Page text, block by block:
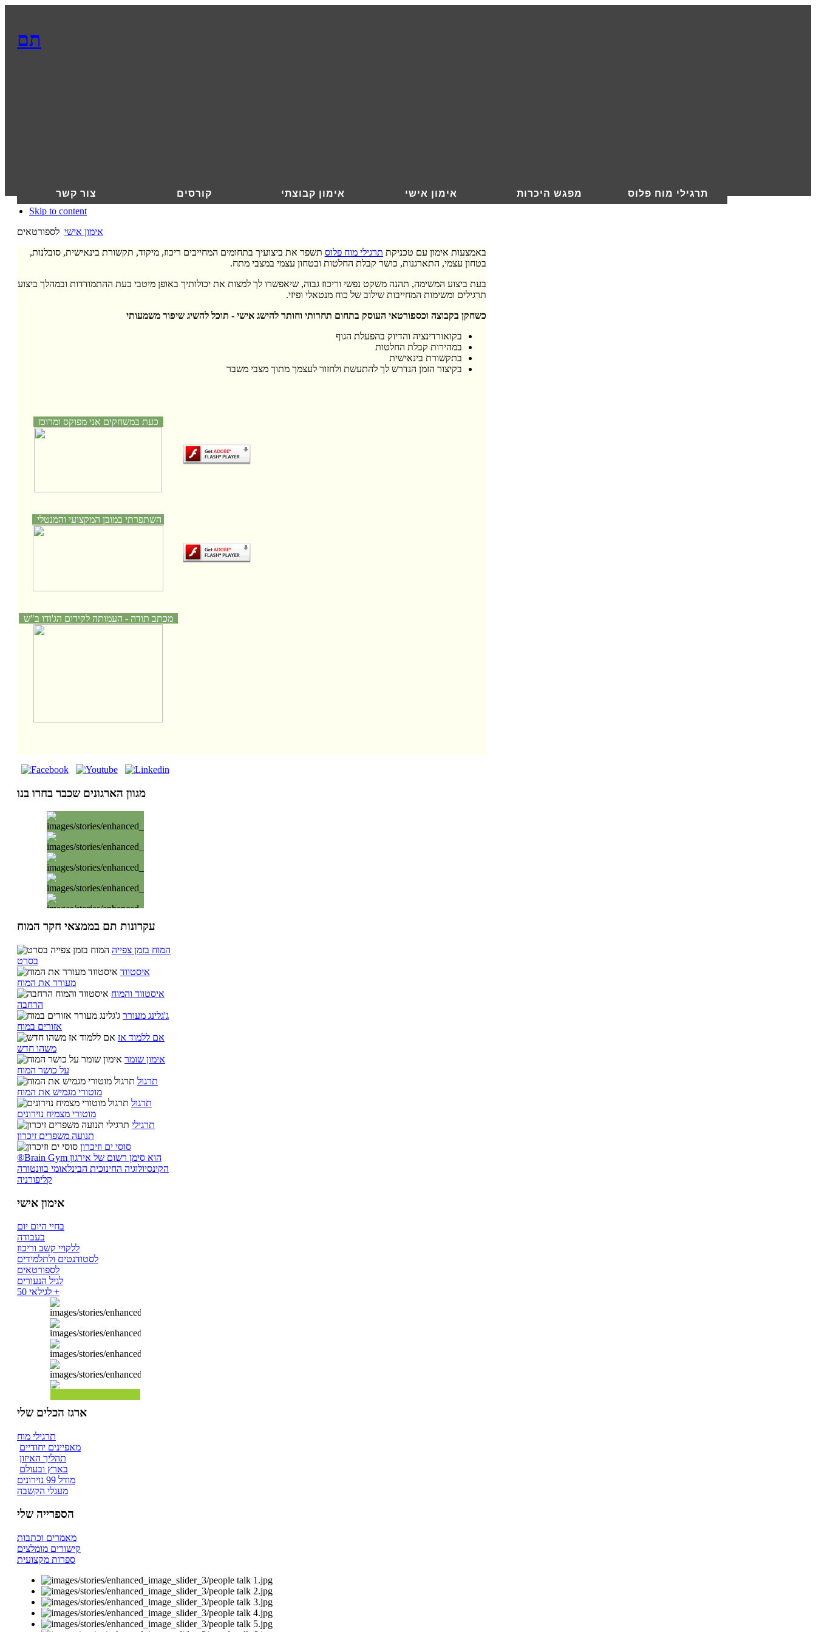
תם
צור קשר קורסים אימון קבוצתי אימון אישי מפגש היכרות
תרגילי מוח פלוס
Skip to content
אימון אישי לספורטאים
באמצעות אימון עם טכניקת תרגילי מוח פלוס תשפר את ביצועיך בתחומים המחייבים ריכוז, מיקוד, תקשורת בינאישית, סובלנות,
בטחון עצמי, התארגנות, כושר קבלת החלטות ובטחון עצמי במצבי מתח.
בעת ביצוע המשימה, תהנה משקט נפשי וריכוז גבוה, שיאפשרו לך למצות את יכולותיך באופן מיטבי בעת ההתמודדות ובמהלך ביצוע
תרגילים ומשימות המחייבות שילוב של כוח מנטאלי ופיזי.
כשחקן בקבוצה וכספורטאי העוסק בתחום תחרותי וחותר להישג אישי - תוכל להשיג שיפור משמעותי
בקואורדינציה והדיוק בהפעלת הגוף
במהירות קבלת החלטות
בתקשורת בינאישית
בקיצור הזמן הנדרש לך להתעשת ולחזור לעצמך מתוך מצבי משבר
מכתב תודה - העמותה לקידום הג'ודו ב"ש
מגוון הארגונים שכבר בחרו בנו
עקרונות תם בממצאי חקר המוח
המוח בזמן צפייה
בסרט
איסטווד
מעורר את המוח
איסטווד והמוח
הרחבה
ג'גלינג מעורר
אזורים במוח
אם ללמוד אז
משהו חדש
אימון שומר
על כושר המוח
תרגול
מוטורי מגמיש את המוח
תרגול
מוטורי מצמיח נוירונים
תרגילי
תנועה משפרים זיכרון
סוסי ים וזיכרון
®Brain Gym הוא סימן רשום של אירגון
הקינסיולוגיה החינוכית הבינלאומי בוונטורה
קליפורניה
אימון אישי
בחיי היום יום
בעבודה
ללקויי קשב וריכוז
לסטודנטים ולתלמידים
לספורטאים
לגיל הנעורים
לגילאי 50 +
ארגז הכלים שלי
תרגילי מוח
מאפיינים יחודיים
תהליך האיזון
בארץ ובעולם
מודל 99 נוירונים
מעגלי הקשבה
הספרייה שלי
מאמרים וכתבות
קישורים מומלצים
ספרות מקצועית